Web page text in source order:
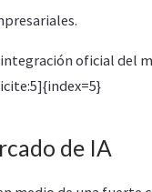
oficial del
de IA